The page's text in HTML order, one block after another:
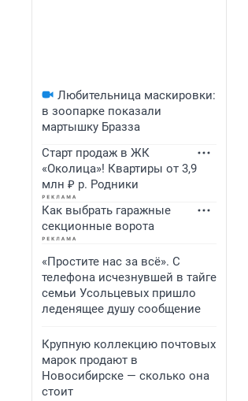
Любительница маскировки:
в зоопарке показали
мартышку Бразза
Старт продаж в ЖК
«Околица»! Квартиры от 3,9
млн ₽ р. Родники
Как выбрать гаражные
секционные ворота
«Простите нас за всё». С
телефона исчезнувшей в тайге
семьи Усольцевых пришло
леденящее душу сообщение
Крупную коллекцию почтовых
марок продают в
Новосибирске — сколько она
стоит